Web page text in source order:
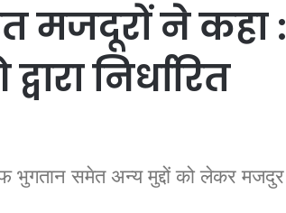
मजदूरों ने कहा :
निर्धारित
भुगतान समेत अन्य मुद्दों को लेकर मजदुर